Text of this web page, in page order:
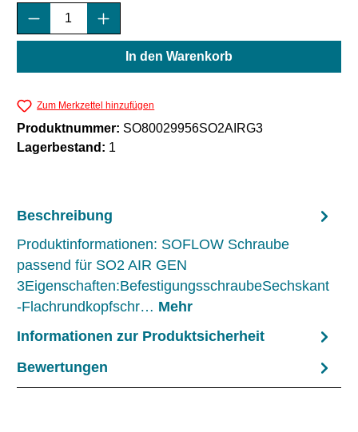
Produkt Anzahl: Gib den gewünschten
In den Warenkorb
Zum Merkzettel hinzufügen
Produktnummer: SO80029956SO2AIRG3
Lagerbestand: 1
Beschreibung
Produktinformationen: SOFLOW Schraube
passend für SO2 AIR GEN
3Eigenschaften:BefestigungsschraubeSechskant
-Flachrundkopfschr… Mehr
Informationen zur Produktsicherheit
Bewertungen